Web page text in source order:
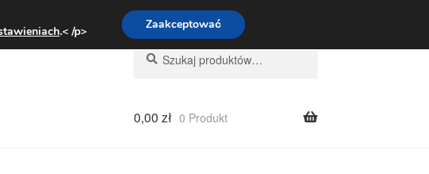
Pn.-pt. 9:00-16:00800 003 167
Szukaj:
Szukaj
0,00 zł 0 Produkt
.< /p> Zaakceptować